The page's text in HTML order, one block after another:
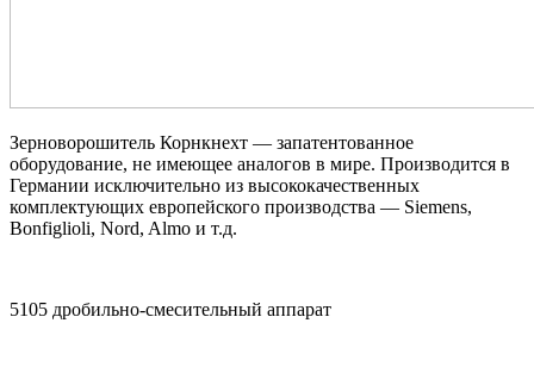
Зерноворошитель Корнкнехт — запатентованное
оборудование, не имеющее аналогов в мире. Производится в
Германии исключительно из высококачественных
комплектующих европейского производства — Siemens,
Bonfiglioli, Nord, Almo и т.д.
5105 дробильно-смесительный аппарат